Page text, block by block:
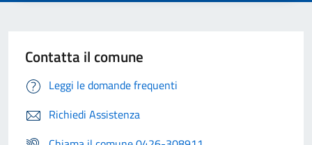
Contatta il comune
Leggi le domande frequenti
Richiedi Assistenza